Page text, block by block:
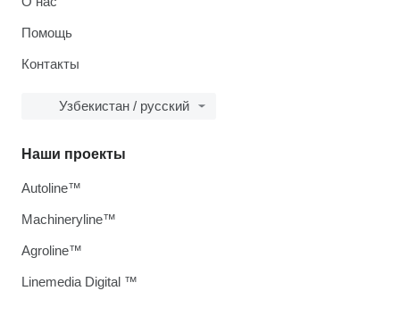
Помощь
Контакты
Узбекистан / русский
Наши проекты
Autoline™
Machineryline™
Agroline™
Linemedia Digital ™